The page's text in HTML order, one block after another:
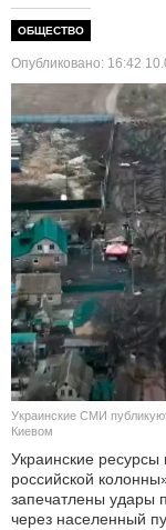
ОБЩЕСТВО
Опубликовано: 16:42
Украинские СМИ
Киевом
Украинские
российской
запечатлены удары
через населенный